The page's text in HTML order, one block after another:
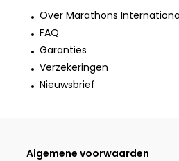
Over Marathons
FAQ
Garanties
Verzekeringen
Nieuwsbrief
Algemene voorwaarden